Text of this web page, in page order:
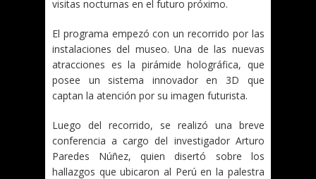
visitas nocturnas en el futuro próximo.
El programa empezó con un recorrido por las
instalaciones del museo. Una de las nuevas
atracciones es la pirámide holográfica, que
posee un sistema innovador en 3D que
captan la atención por su imagen futurista.
Luego del recorrido, se realizó una breve
conferencia a cargo del investigador Arturo
Paredes Núñez, quien disertó sobre los
hallazgos que ubicaron al Perú en la palestra